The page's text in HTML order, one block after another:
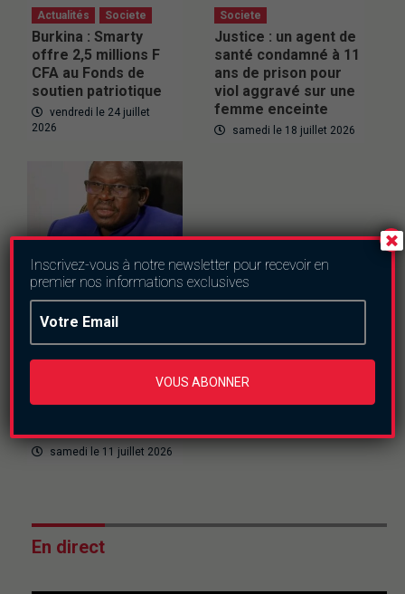
Actualités Societe
Burkina : Smarty
offre 2,5 millions F
CFA au Fonds de
soutien patriotique
vendredi le 24 juillet
2026
Societe
Justice : un agent de
santé condamné à 11
ans de prison pour
viol aggravé sur une
femme enceinte
samedi le 18 juillet 2026
Baccalauréat : le
2026
samedi le 11 juillet 2026
En direct
Inscrivez-vous à notre newsletter pour recevoir en
premier nos informations exclusives
VOUS ABONNER